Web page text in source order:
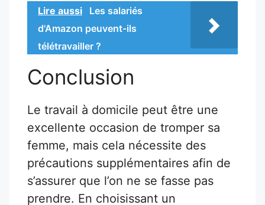
Lire aussi
Les salariés
d'Amazon peuvent-ils
télétravailler ?
Conclusion
Le travail à domicile peut être une
excellente occasion de tromper sa
femme, mais cela nécessite des
précautions supplémentaires afin de
s’assurer que l’on ne se fasse pas
prendre. En choisissant un